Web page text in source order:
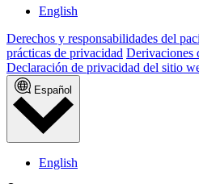
English
Derechos y responsabilidades del
prácticas de privacidad Derivaciones
Declaración de privacidad del sitio
Español
English